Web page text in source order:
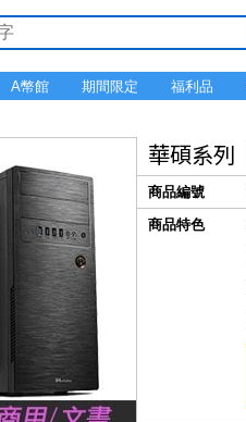
A幣館 期間限定 福利品
華碩系列
商品編號
商品特色